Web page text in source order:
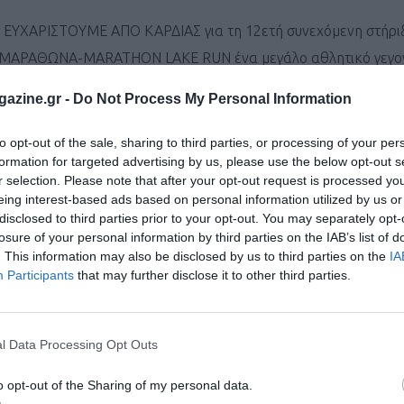
- Do Not Process My Personal Information
opt-out of the sale, sharing to third parties, or processing of your
for targeted advertising by us, please use the below opt-out
selection. Please note that after your opt-out request is processed
interest-based ads based on personal information utilized by us
to third parties prior to your opt-out. You may separately
of your personal information by third parties on the IAB’s list of
This information may also be disclosed by us to third parties on the
Participants that may further disclose it to other third parties.
Data Processing Opt Outs
opt-out of the Sharing of my personal data.
ΑΠΟ ΚΑΡΔΙΑΣ για τη 12ετή συνεχόμενη
MARATHON LAKE RUN ένα μεγάλο αθλητικό
και παλμό περιμένουμε την 24η Μαΐου για να υποδεχθούμε
θα κατακλύσουμε τη Λίμνη και θα απολαύσουμε όλοι
το μοναδικό τοπίο των ιδιωτικών εγκαταστάσεων
τον κόσμο στοGoogleNews του Runnermagazine.
καιTwitter.